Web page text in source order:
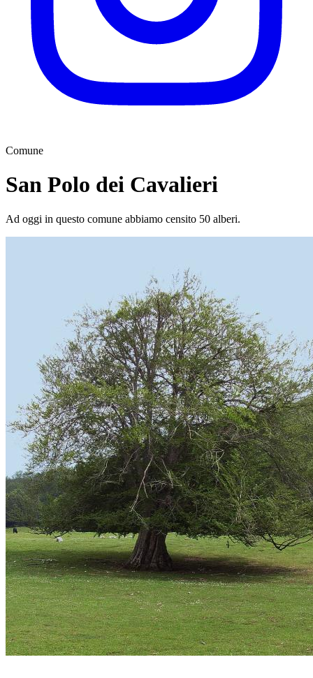
Comune
San Polo dei Cavalieri
Ad oggi in questo comune abbiamo censito 50 alberi.